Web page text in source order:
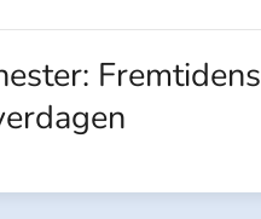
Fremtidens